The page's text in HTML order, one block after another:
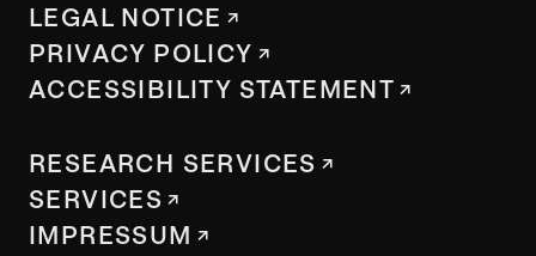
LEGAL NOTICE
PRIVACY POLICY
ACCESSIBILITY STATEMENT
RESEARCH SERVICES
SERVICES
IMPRESSUM